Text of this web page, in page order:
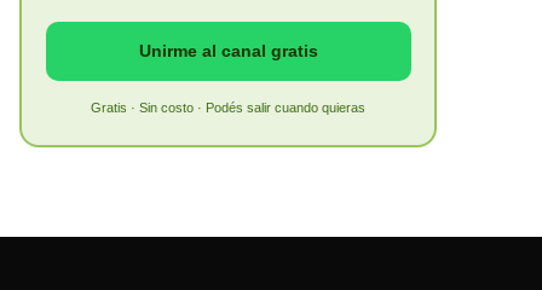
Unirme al canal gratis
Gratis · Sin costo · Podés salir cuando quieras